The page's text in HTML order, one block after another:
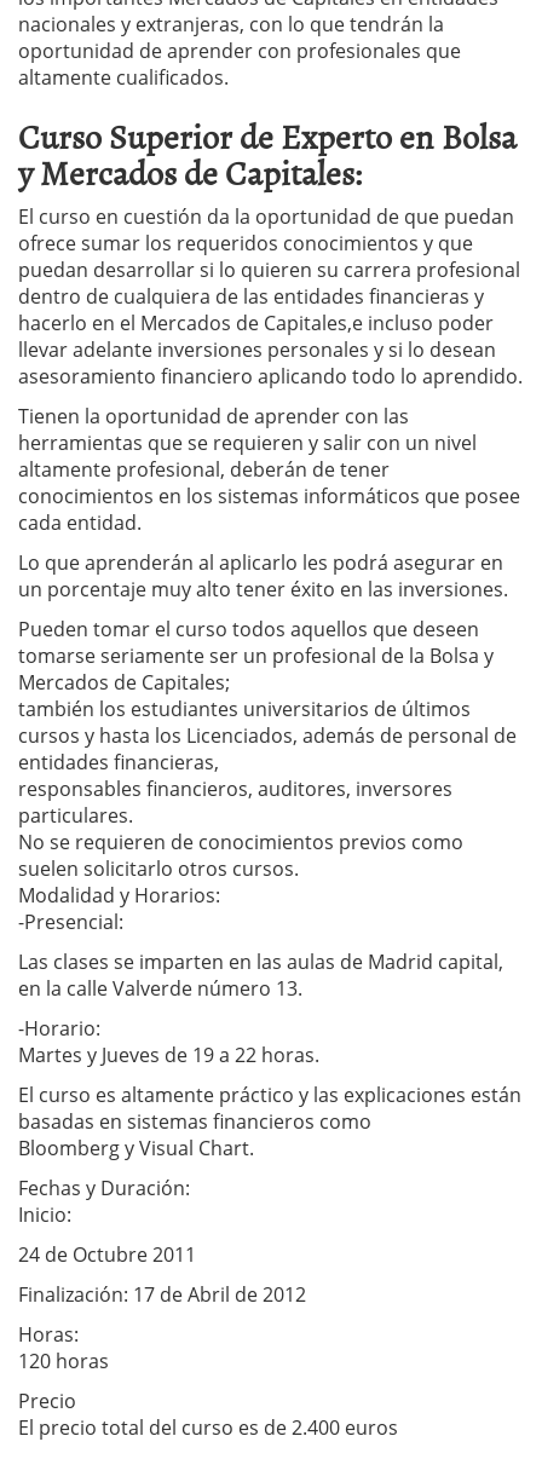
nacionales y extranjeras, con lo que tendrán la
oportunidad de aprender con profesionales que
altamente cualificados.
Curso Superior de Experto en Bolsa
y Mercados de Capitales:
El curso en cuestión da la oportunidad de que puedan
ofrece sumar los requeridos conocimientos y que
puedan desarrollar si lo quieren su carrera profesional
dentro de cualquiera de las entidades financieras y
hacerlo en el Mercados de Capitales,e incluso poder
llevar adelante inversiones personales y si lo desean
asesoramiento financiero aplicando todo lo aprendido.
Tienen la oportunidad de aprender con las
herramientas que se requieren y salir con un nivel
altamente profesional, deberán de tener
conocimientos en los sistemas informáticos que posee
cada entidad.
Lo que aprenderán al aplicarlo les podrá asegurar en
un porcentaje muy alto tener éxito en las inversiones.
Pueden tomar el curso todos aquellos que deseen
tomarse seriamente ser un profesional de la Bolsa y
Mercados de Capitales;
también los estudiantes universitarios de últimos
cursos y hasta los Licenciados, además de personal de
entidades financieras,
responsables financieros, auditores, inversores
particulares.
No se requieren de conocimientos previos como
suelen solicitarlo otros cursos.
Modalidad y Horarios:
-Presencial:
Las clases se imparten en las aulas de Madrid capital,
en la calle Valverde número 13.
-Horario:
Martes y Jueves de 19 a 22 horas.
El curso es altamente práctico y las explicaciones están
basadas en sistemas financieros como
Bloomberg y Visual Chart.
Fechas y Duración:
Inicio:
24 de Octubre 2011
Finalización: 17 de Abril de 2012
Horas:
120 horas
Precio
El precio total del curso es de 2.400 euros